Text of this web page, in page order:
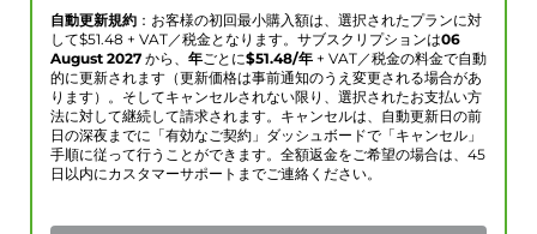
自動更新規約 ：お客様の初回最小購入額は、選択されたプランに対
して$51.48 + VAT／税金となります。サブスクリプションは06
August 2027 から、 年ごとに$51.48/年 + VAT／税金の料金で自動
的に更新されます（更新価格は事前通知のうえ変更される場合があ
ります）。そしてキャンセルされない限り、選択されたお支払い方
法に対して継続して請求されます。キャンセルは、自動更新日の前
日の深夜までに「有効なご契約」ダッシュボードで「キャンセル」
手順に従って行うことができます。全額返金をご希望の場合は、45
日以内にカスタマーサポートまでご連絡ください。